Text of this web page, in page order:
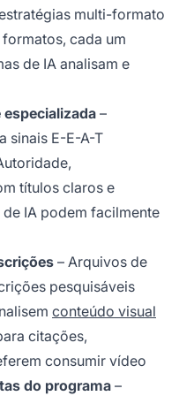
multi-formato
cada um
de IA analisam e
–
sinais E-E-A-T
títulos claros e
IA podem facilmente
– Arquivos de
pesquisáveis
conteúdo visual
citações,
consumir vídeo
do programa –